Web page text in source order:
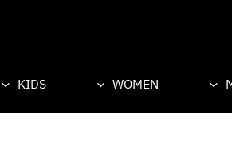
WOMEN
KIDS